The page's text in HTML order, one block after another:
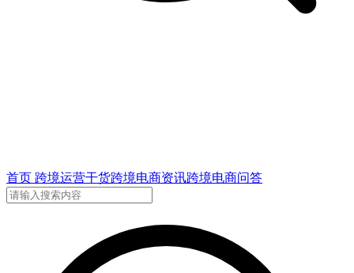
首页 跨境运营干货跨境电商资讯跨境电商问答